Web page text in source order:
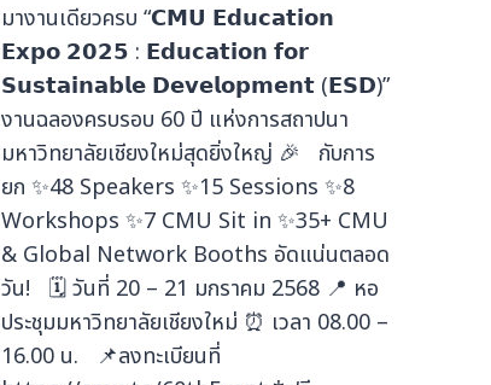
มางานเดียวครบ “𝗖𝗠𝗨 𝗘𝗱𝘂𝗰𝗮𝘁𝗶𝗼𝗻
𝗘𝘅𝗽𝗼 𝟮𝟬𝟮𝟱 : 𝗘𝗱𝘂𝗰𝗮𝘁𝗶𝗼𝗻 𝗳𝗼𝗿
𝗦𝘂𝘀𝘁𝗮𝗶𝗻𝗮𝗯𝗹𝗲 𝗗𝗲𝘃𝗲𝗹𝗼𝗽𝗺𝗲𝗻𝘁 (𝗘𝗦𝗗)”
งานฉลองครบรอบ 60 ปี แห่งการสถาปนา
มหาวิทยาลัยเชียงใหม่สุดยิ่งใหญ่ 🎉 กับการ
ยก ✨48 Speakers ✨15 Sessions ✨8
Workshops ✨7 CMU Sit in ✨35+ CMU
& Global Network Booths อัดแน่นตลอด
วัน! 🗓️ วันที่ 20 – 21 มกราคม 2568 📍 หอ
ประชุมมหาวิทยาลัยเชียงใหม่ ⏰ เวลา 08.00 –
16.00 น. 📌ลงทะเบียนที่